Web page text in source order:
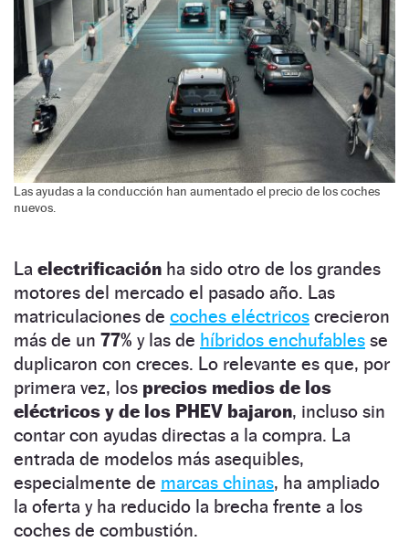
Las ayudas a la conducción han aumentado el precio de los coches
nuevos.
La electrificación ha sido otro de los grandes
motores del mercado el pasado año. Las
matriculaciones de coches eléctricos crecieron
más de un 77% y las de híbridos enchufables se
duplicaron con creces. Lo relevante es que, por
primera vez, los precios medios de los
eléctricos y de los PHEV bajaron, incluso sin
contar con ayudas directas a la compra. La
entrada de modelos más asequibles,
especialmente de marcas chinas, ha ampliado
la oferta y ha reducido la brecha frente a los
coches de combustión.